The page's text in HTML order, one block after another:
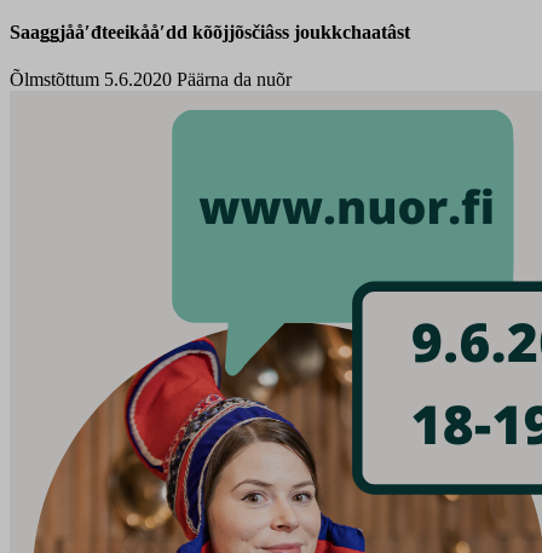
Saaǥǥjååʹđteeikååʹdd kõõjjõsčiâss joukkchaatâst
Õlmstõttum 5.6.2020 Päärna da nuõr